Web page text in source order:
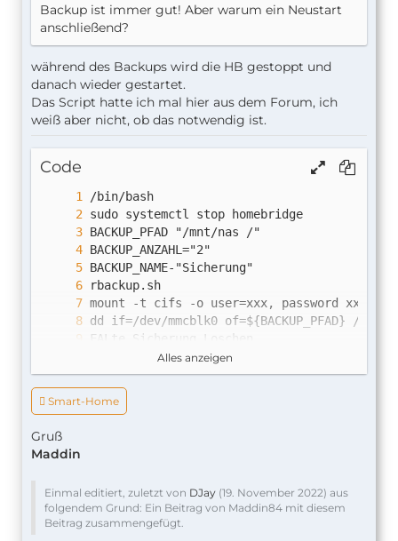
Backup ist immer gut! Aber warum ein Neustart
anschließend?
während des Backups wird die HB gestoppt und
danach wieder gestartet.
Das Script hatte ich mal hier aus dem Forum, ich
weiß aber nicht, ob das notwendig ist.
Code
sudo systemctl start homebridge
Alles anzeigen
 Smart-Home
Gruß
Maddin
Einmal editiert, zuletzt von DJay (19. November 2022) aus
folgendem Grund: Ein Beitrag von Maddin84 mit diesem
Beitrag zusammengefügt.